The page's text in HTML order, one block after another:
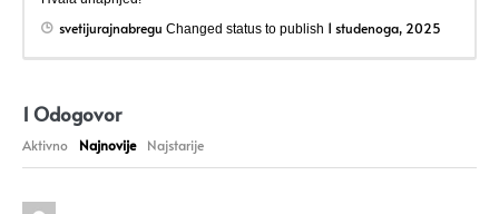
svetijurajnabregu Changed status to publish 1 studenoga, 2025
1 Odogovor
Aktivno Najnovije Najstarije